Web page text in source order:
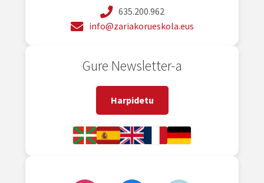
635.200.962
info@zariakorueskola.eus
Gure Newsletter-a
Harpidetu